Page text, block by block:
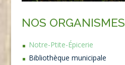
NOS ORGANISMES
Notre-Ptite-Épicerie
Bibliothèque municipale